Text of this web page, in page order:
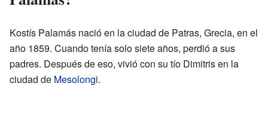
Kostís Palamás nació en la ciudad de Patras, Grecia, en el
año 1859. Cuando tenía solo siete años, perdió a sus
padres. Después de eso, vivió con su tío Dimitris en la
ciudad de Mesolongi.